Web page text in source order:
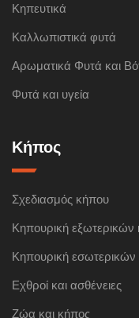
Κηπευτικά
Καλλωπιστικά φυτά
Αρωματικά Φυτά και
Φυτά και υγεία
Κήπος
Σχεδιασμός κήπου
Κηπουρική
Κηπουρική
Εχθροί και ασθένειες
Ζώα και κήπος